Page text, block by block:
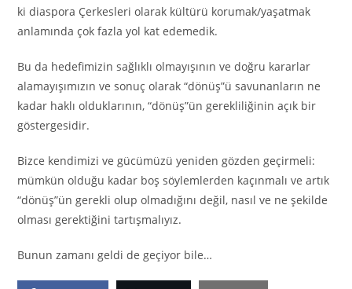
ki diaspora Çerkesleri olarak kültürü korumak/yaşatmak
anlamında çok fazla yol kat edemedik.
Bu da hedefimizin sağlıklı olmayışının ve doğru kararlar
alamayışımızın ve sonuç olarak “dönüş”ü savunanların ne
kadar haklı olduklarının, “dönüş”ün gerekliliğinin açık bir
göstergesidir.
Bizce kendimizi ve gücümüzü yeniden gözden geçirmeli:
mümkün olduğu kadar boş söylemlerden kaçınmalı ve artık
“dönüş”ün gerekli olup olmadığını değil, nasıl ve ne şekilde
olması gerektiğini tartışmalıyız.
Bunun zamanı geldi de geçiyor bile…